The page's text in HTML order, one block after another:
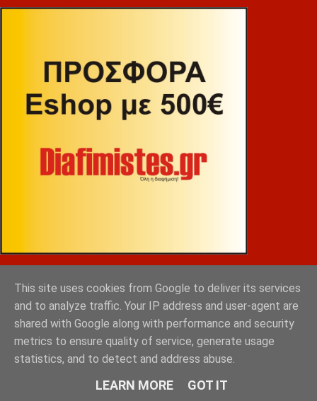
ΒΕΚΡΑΚΟΣ
This site uses cookies from Google to deliver its services
and to analyze traffic. Your IP address and user-agent are
shared with Google along with performance and security
metrics to ensure quality of service, generate usage
statistics, and to detect and address abuse.
LEARN MORE GOT IT